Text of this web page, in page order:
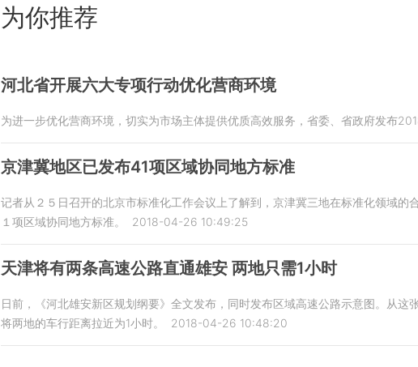
为你推荐
河北省开展六大专项行动优化营商环境
为进一步优化营商环境，切实为市场主体提供优质高效服务，省委、省政府发布
京津冀地区已发布41项区域协同地方标准
记者从２５日召开的北京市标准化工作会议上了解到，京津冀三地在标准化领域
１项区域协同地方标准。
2018-04-26 10:49:25
天津将有两条高速公路直通雄安 两地只需1小时
日前，《河北雄安新区规划纲要》全文发布，同时发布区域高速公路示意图。从这
将两地的车行距离拉近为1小时。
2018-04-26 10:48:20